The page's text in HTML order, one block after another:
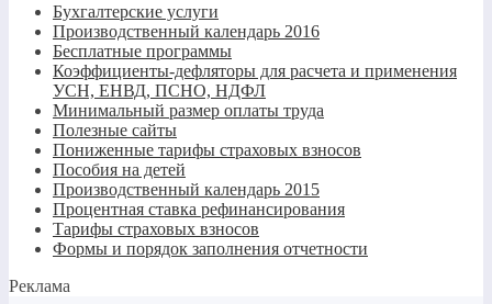
Бухгалтерские услуги
Производственный календарь 2016
Бесплатные программы
Коэффициенты-дефляторы для расчета и применения
УСН, ЕНВД, ПСНО, НДФЛ
Минимальный размер оплаты труда
Полезные сайты
Пониженные тарифы страховых взносов
Пособия на детей
Производственный календарь 2015
Процентная ставка рефинансирования
Тарифы страховых взносов
Формы и порядок заполнения отчетности
Реклама